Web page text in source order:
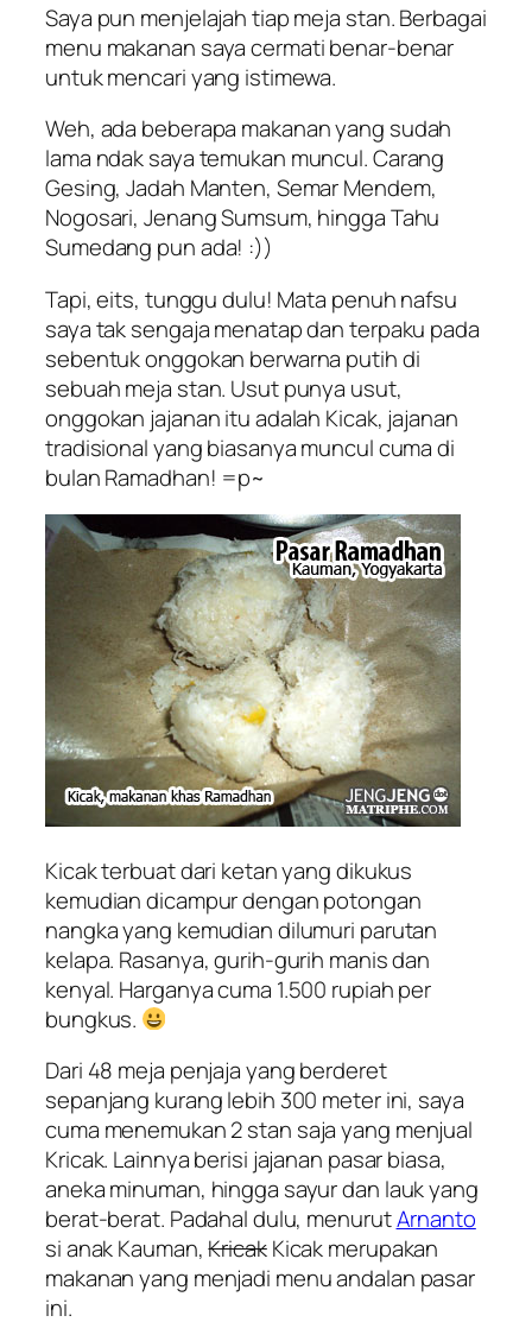
Saya pun menjelajah tiap meja stan. Berbagai
menu makanan saya cermati benar-benar
untuk mencari yang istimewa.
Weh, ada beberapa makanan yang sudah
lama ndak saya temukan muncul. Carang
Gesing, Jadah Manten, Semar Mendem,
Nogosari, Jenang Sumsum, hingga Tahu
Sumedang pun ada! :))
Tapi, eits, tunggu dulu! Mata penuh nafsu
saya tak sengaja menatap dan terpaku pada
sebentuk onggokan berwarna putih di
sebuah meja stan. Usut punya usut,
onggokan jajanan itu adalah Kicak, jajanan
tradisional yang biasanya muncul cuma di
bulan Ramadhan! =p~
Kicak terbuat dari ketan yang dikukus
kemudian dicampur dengan potongan
nangka yang kemudian dilumuri parutan
kelapa. Rasanya, gurih-gurih manis dan
kenyal. Harganya cuma 1.500 rupiah per
bungkus.
Dari 48 meja penjaja yang berderet
sepanjang kurang lebih 300 meter ini, saya
cuma menemukan 2 stan saja yang menjual
Kricak. Lainnya berisi jajanan pasar biasa,
aneka minuman, hingga sayur dan lauk yang
berat-berat. Padahal dulu, menurutArnanto
si anak Kauman,KricakKicak merupakan
makanan yang menjadi menu andalan pasar
ini.